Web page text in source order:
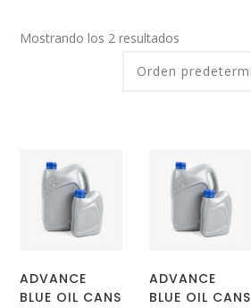
Mostrando los 2 resultados
ADVANCE
BLUE OIL CANS
ADVANCE
BLUE OIL CANS